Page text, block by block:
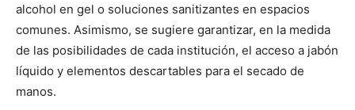
alcohol en gel o soluciones sanitizantes en espacios
comunes. Asimismo, se sugiere garantizar, en la medida
de las posibilidades de cada institución, el acceso a jabón
líquido y elementos descartables para el secado de
manos.